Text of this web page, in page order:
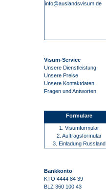
info@auslandsvisum.de
Visum-Service
Unsere Dienstleistung
Unsere Preise
Unsere Kontaktdaten
Fragen und Antworten
Formulare
1. Visumformular
2. Auftragsformular
3. Einladung Russland
Bankkonto
KTO 4444 84 39
BLZ 360 100 43